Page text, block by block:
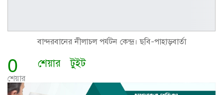
বান্দরবানের নীলাচল পর্যটন কেন্দ্র। ছবি-পাহাড়বার্তা
0
শেয়ার
শেয়ার টুইট